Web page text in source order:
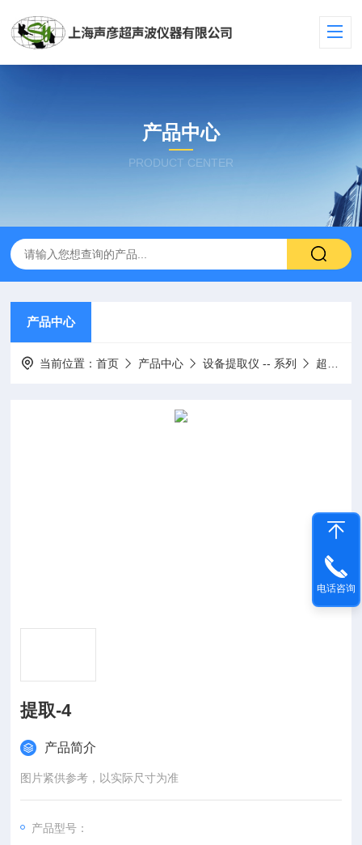
产品中心
PRODUCT CENTER
产品中心
当前位置：首页 产品中心 设备提取仪 -- 系列 超声波提取仪
提取-4
产品简介
图片紧供参考，以实际尺寸为准
产品型号：
电话咨询